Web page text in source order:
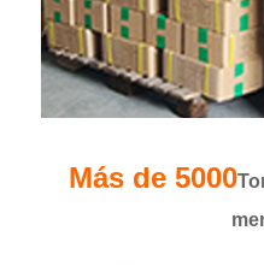
Más de 5000